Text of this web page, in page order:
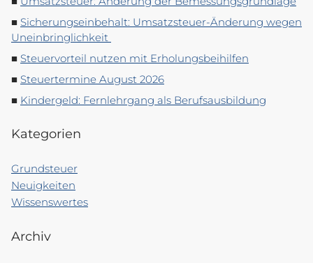
Sicherungseinbehalt: Umsatzsteuer-Änderung wegen
Uneinbringlichkeit
Steuervorteil nutzen mit Erholungsbeihilfen
Steuertermine August 2026
Kindergeld: Fernlehrgang als Berufsausbildung
Kategorien
Grundsteuer
Neuigkeiten
Wissenswertes
Archiv